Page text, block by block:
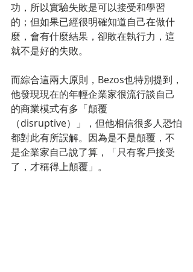
功，所以實驗失敗是可以接受和學習
的；但如果已經很明確知道自己在做什
麼，會有什麼結果，卻敗在執行力，這
就不是好的失敗。
而綜合這兩大原則，Bezos也特別提到，
他發現現在的年輕企業家很流行談自己
的商業模式有多「顛覆
（disruptive）」，但他相信很多人恐怕
都對此有所誤解。因為是不是顛覆，不
是企業家自己說了算，「只有客戶接受
了，才稱得上顛覆」。